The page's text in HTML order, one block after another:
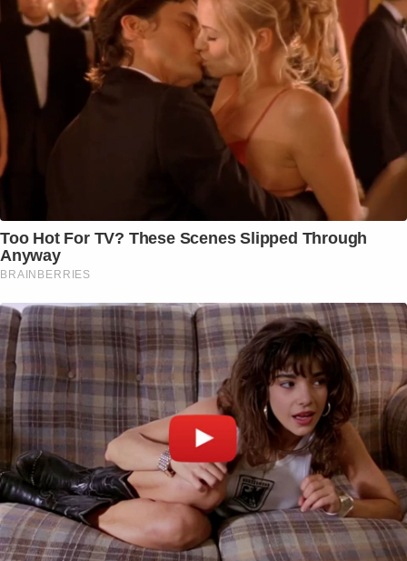
Too Hot For TV? These Scenes Slipped Through
Anyway
BRAINBERRIES